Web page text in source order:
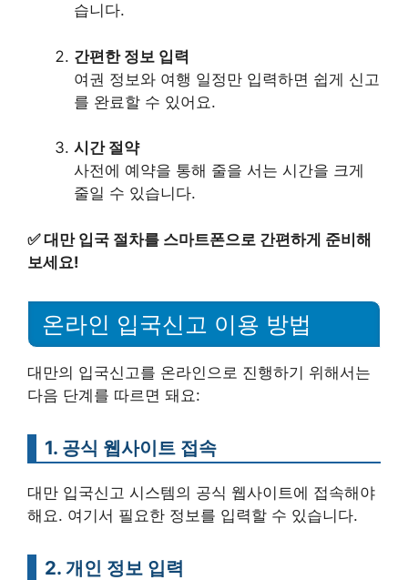
습니다.
간편한 정보 입력
여권 정보와 여행 일정만 입력하면 쉽게 신고
를 완료할 수 있어요.
시간 절약
사전에 예약을 통해 줄을 서는 시간을 크게
줄일 수 있습니다.
✅대만 입국 절차를 스마트폰으로 간편하게 준비해
보세요!
온라인 입국신고 이용 방법
대만의 입국신고를 온라인으로 진행하기 위해서는
다음 단계를 따르면 돼요:
1. 공식 웹사이트 접속
대만 입국신고 시스템의 공식 웹사이트에 접속해야
해요. 여기서 필요한 정보를 입력할 수 있습니다.
2. 개인 정보 입력